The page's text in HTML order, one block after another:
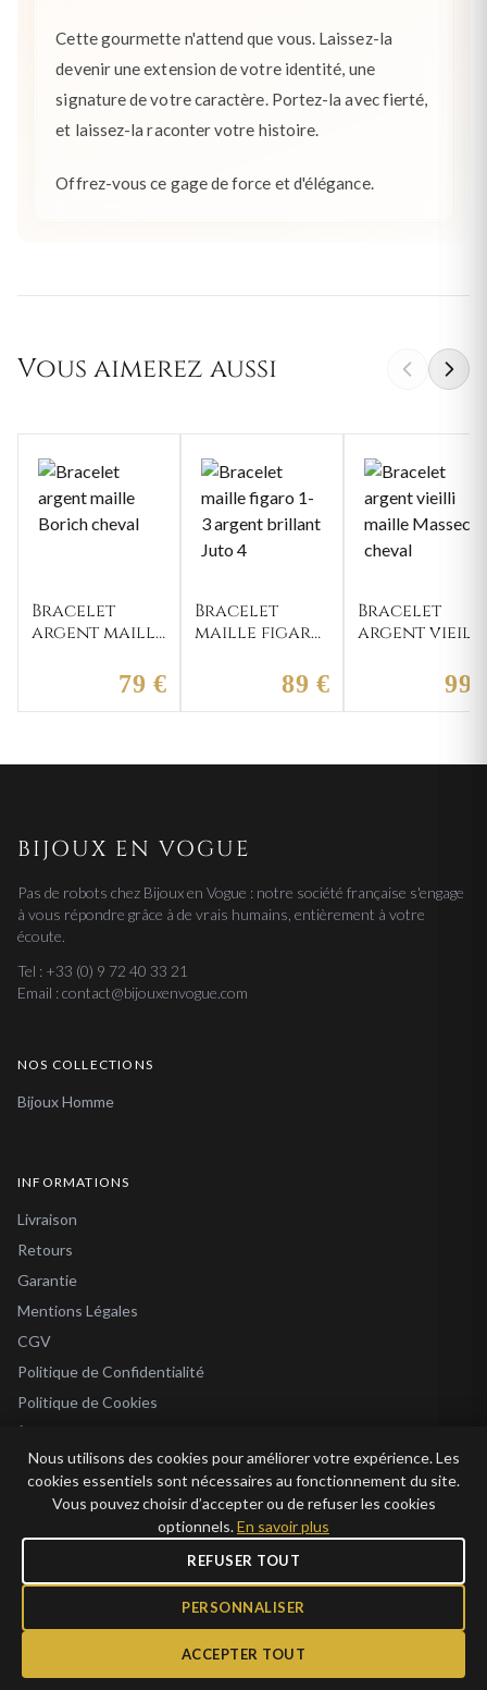
Cette gourmette n'attend que vous. Laissez-la
devenir une extension de votre identité, une
signature de votre caractère. Portez-la avec fierté,
et laissez-la raconter votre histoire.
Offrez-vous ce gage de force et d'élégance.
Vous aimerez aussi
Bracelet
argent maille
79 €
Bracelet
maille figaro
brillant Juto
89 €
Bracelet
argent vieilli
99
BIJOUX EN VOGUE
Pas de robots chez Bijoux en Vogue : notre société française s'engage
à vous répondre grâce à de vrais humains, entièrement à votre
écoute.
Tel : +33 (0) 9 72 40 33 21
Email : contact@bijouxenvogue.com
NOS COLLECTIONS
Bijoux Homme
INFORMATIONS
Livraison
Retours
Garantie
Mentions Légales
CGV
Politique de Confidentialité
Politique de Cookies
À Propos
Blog
Bijoux en Vogue SAS · SIRET 915 286 975 00015 · RCS Antibes · TVA FR69 915
Nous utilisons des cookies pour améliorer votre expérience. Les
cookies essentiels sont nécessaires au fonctionnement du site.
Vous pouvez choisir d’accepter ou de refuser les cookies
optionnels.En savoir plus
REFUSER TOUT
PERSONNALISER
ACCEPTER TOUT